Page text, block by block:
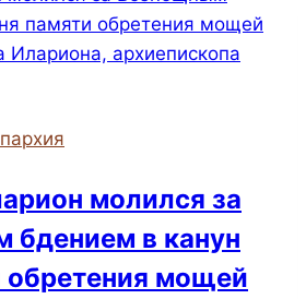
молился за
в канун
обретения мощей